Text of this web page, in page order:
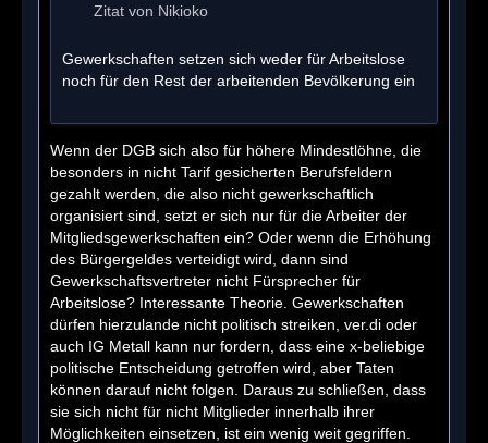
Zitat von Nikioko
Gewerkschaften setzen sich weder für Arbeitslose
noch für den Rest der arbeitenden Bevölkerung ein
Wenn der DGB sich also für höhere Mindestlöhne, die
besonders in nicht Tarif gesicherten Berufsfeldern
gezahlt werden, die also nicht gewerkschaftlich
organisiert sind, setzt er sich nur für die Arbeiter der
Mitgliedsgewerkschaften ein? Oder wenn die Erhöhung
des Bürgergeldes verteidigt wird, dann sind
Gewerkschaftsvertreter nicht Fürsprecher für
Arbeitslose? Interessante Theorie. Gewerkschaften
dürfen hierzulande nicht politisch streiken, ver.di oder
auch IG Metall kann nur fordern, dass eine x-beliebige
politische Entscheidung getroffen wird, aber Taten
können darauf nicht folgen. Daraus zu schließen, dass
sie sich nicht für nicht Mitglieder innerhalb ihrer
Möglichkeiten einsetzen, ist ein wenig weit gegriffen.